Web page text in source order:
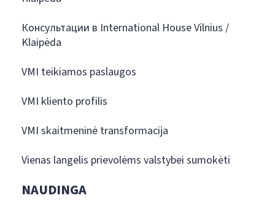
Консультации в International House Vilnius /
Klaipėda
VMI teikiamos paslaugos
VMI kliento profilis
VMI skaitmeninė transformacija
Vienas langelis prievolėms valstybei sumokėti
NAUDINGA